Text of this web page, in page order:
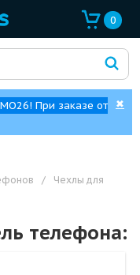
0
При заказе от
✖
/
Чехлы для
телефона: